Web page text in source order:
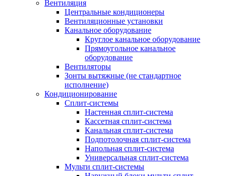
Вентиляция
Центральные кондиционеры
Вентиляционные установки
Канальное оборудование
Круглое канальное оборудование
Прямоугольное канальное
оборудование
Вентиляторы
Зонты вытяжные (не стандартное
исполнение)
Кондиционирование
Сплит-системы
Настенная сплит-система
Кассетная сплит-система
Канальная сплит-система
Подпотолочная сплит-система
Напольная сплит-система
Универсальная сплит-система
Мульти сплит-системы